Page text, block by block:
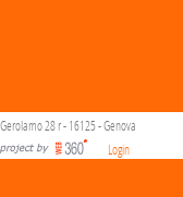
28 r - 16125 - Genova
Login